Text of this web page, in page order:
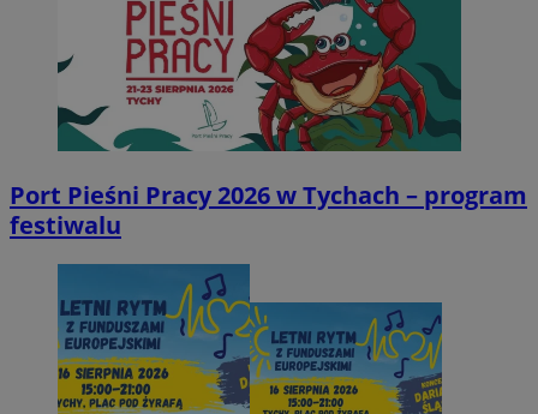
Port Pieśni Pracy 2026 w Tychach – program
festiwalu